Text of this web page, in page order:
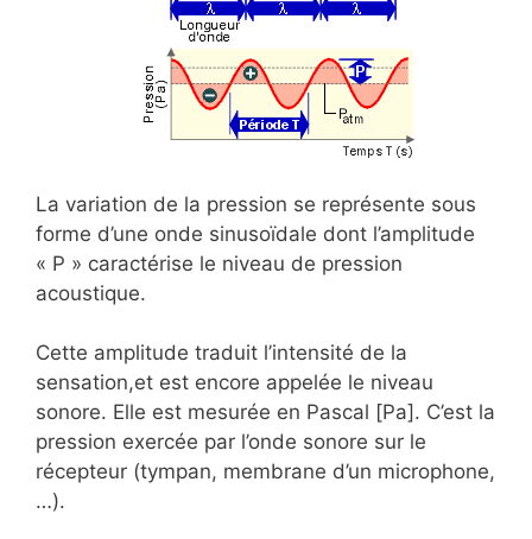
La variation de la pression se représente sous
forme d’une onde sinusoïdale dont l’amplitude
« P » caractérise le niveau de pression
acoustique.
Cette amplitude traduit l’intensité de la
sensation,et est encore appelée le niveau
sonore. Elle est mesurée en Pascal [Pa]. C’est la
pression exercée par l’onde sonore sur le
récepteur (tympan, membrane d’un microphone,
…).